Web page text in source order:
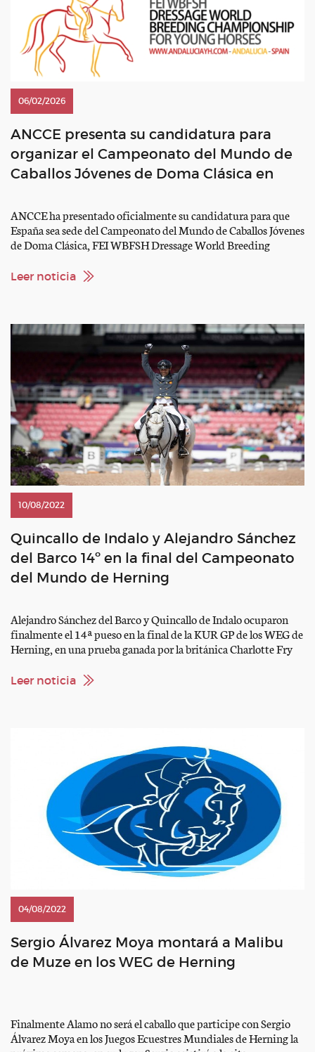
06/02/2026
ANCCE presenta su candidatura para
organizar el Campeonato del Mundo de
Caballos Jóvenes de Doma Clásica en
ANCCE ha presentado oficialmente su candidatura para que
España sea sede del Campeonato del Mundo de Caballos Jóvenes
de Doma Clásica, FEI WBFSH Dressage World Breeding
comprendido entre 2028 y 2030. Esta candidatura es el
Leer noticia
10/08/2022
Quincallo de Indalo y Alejandro Sánchez
del Barco 14º en la final del Campeonato
del Mundo de Herning
Alejandro Sánchez del Barco y Quincallo de Indalo ocuparon
finalmente el 14ª pueso en la final de la KUR GP de los WEG de
Herning, en una prueba ganada por la británica Charlotte Fry
2022
Leer noticia
04/08/2022
Sergio Álvarez Moya montará a Malibu
de Muze en los WEG de Herning
Finalmente Alamo no será el caballo que participe con Sergio
Álvarez Moya en los Juegos Ecuestres Mundiales de Herning la